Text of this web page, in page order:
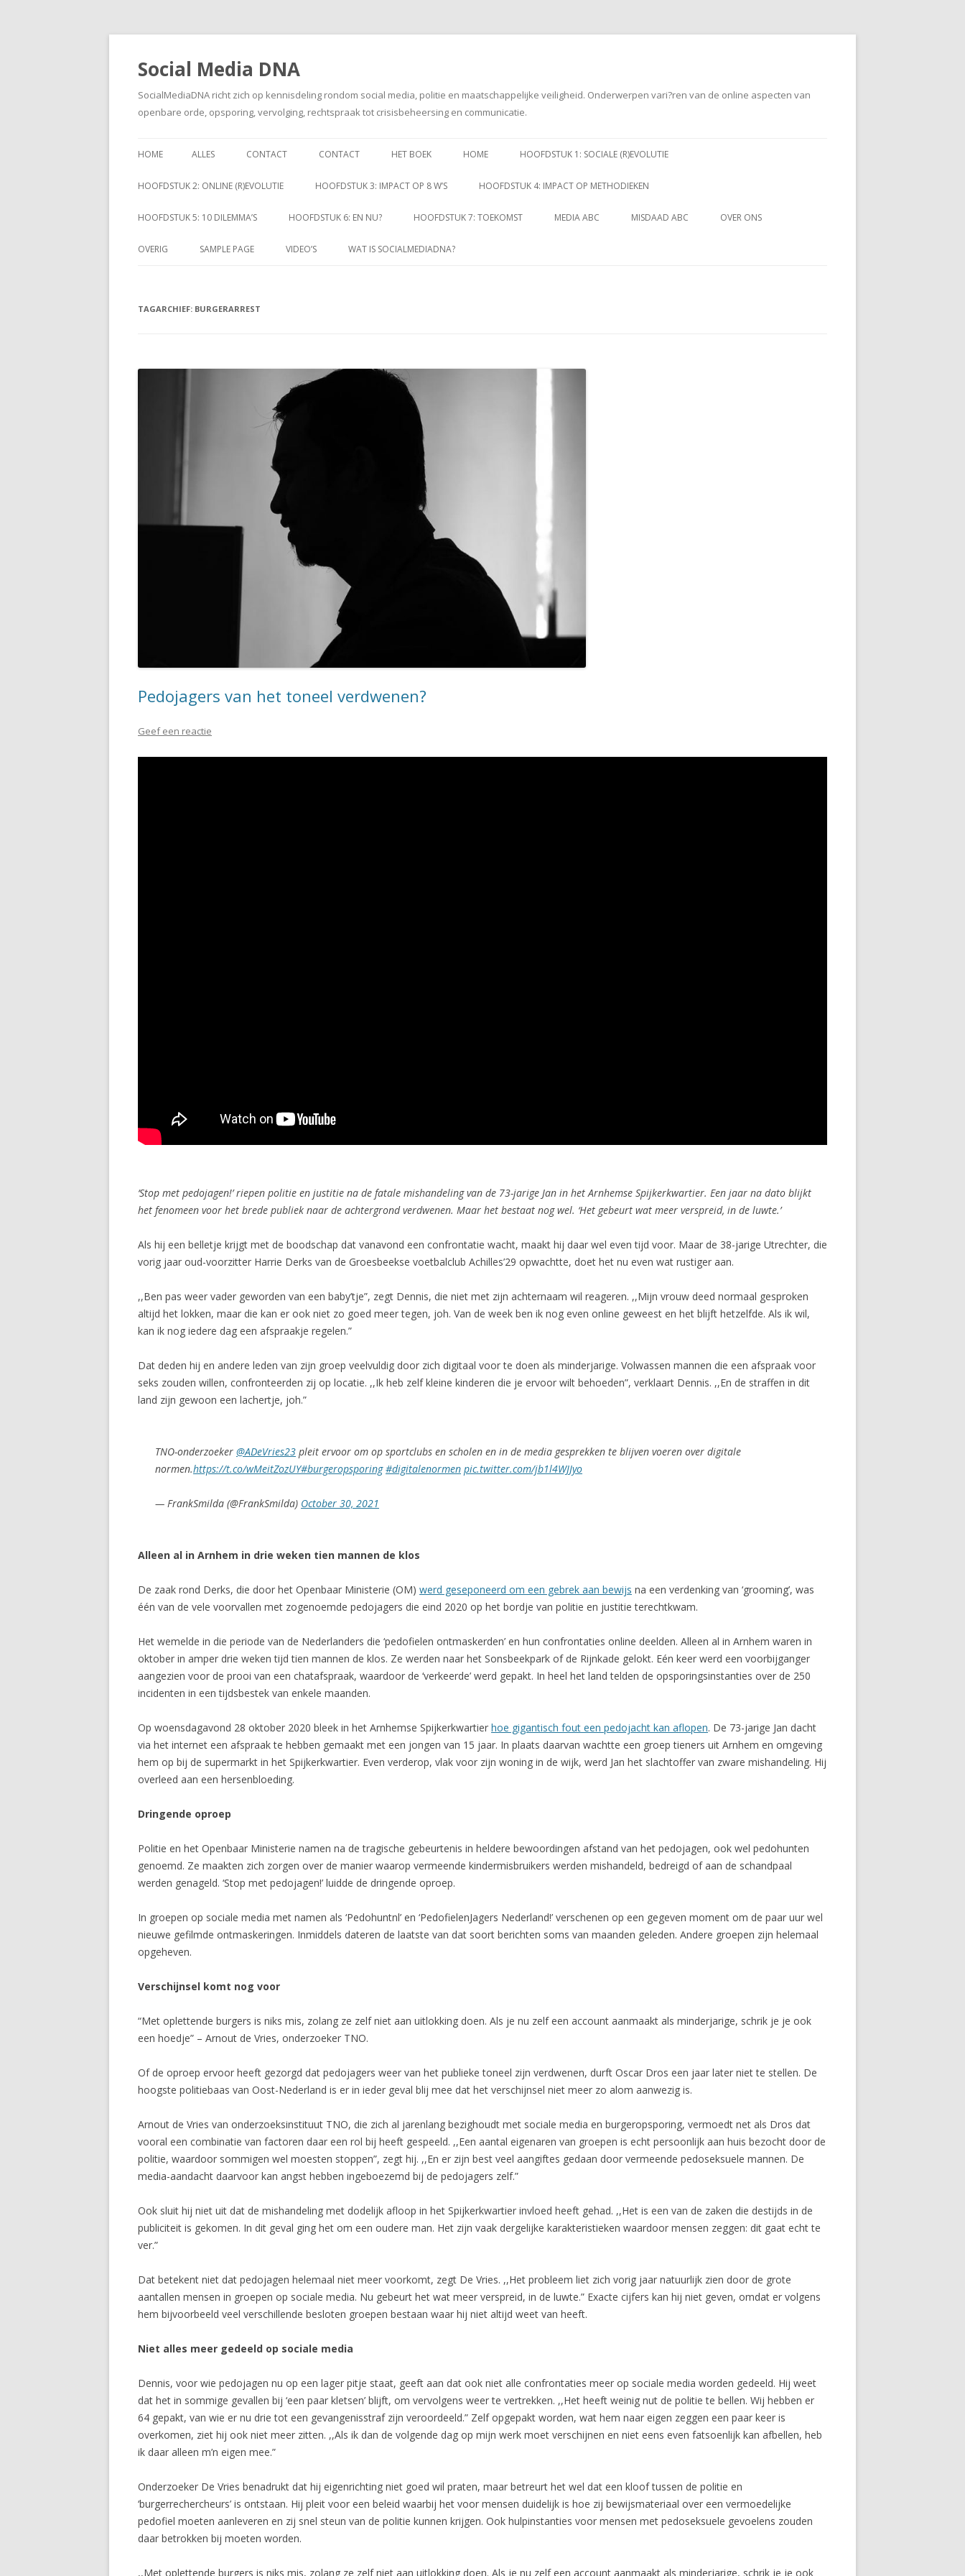
Social Media DNA
SocialMediaDNA richt zich op kennisdeling rondom social media, politie en maatschappelijke veiligheid. Onderwerpen vari?ren van de online aspecten van
openbare orde, opsporing, vervolging, rechtspraak tot crisisbeheersing en communicatie.
naar
HOME ALLES CONTACT CONTACT HET BOEK HOME HOOFDSTUK 1: SOCIALE (R)EVOLUTIE
HOOFDSTUK 2: ONLINE (R)EVOLUTIE HOOFDSTUK 3: IMPACT OP 8 W’S HOOFDSTUK 4: IMPACT OP METHODIEKEN
HOOFDSTUK 5: 10 DILEMMA’S HOOFDSTUK 6: EN NU? HOOFDSTUK 7: TOEKOMST MEDIA ABC MISDAAD ABC OVER ONS
OVERIG SAMPLE PAGE VIDEO’S WAT IS SOCIALMEDIADNA?
TAGARCHIEF: BURGERARREST
Pedojagers van het toneel verdwenen?
Geef een reactie
‘Stop met pedojagen!’ riepen politie en justitie na de fatale mishandeling van de 73-jarige Jan in het Arnhemse Spijkerkwartier. Een jaar na dato blijkt
het fenomeen voor het brede publiek naar de achtergrond verdwenen. Maar het bestaat nog wel. ‘Het gebeurt wat meer verspreid, in de luwte.’
Als hij een belletje krijgt met de boodschap dat vanavond een confrontatie wacht, maakt hij daar wel even tijd voor. Maar de 38-jarige Utrechter, die
vorig jaar oud-voorzitter Harrie Derks van de Groesbeekse voetbalclub Achilles’29 opwachtte, doet het nu even wat rustiger aan.
,,Ben pas weer vader geworden van een baby’tje”, zegt Dennis, die niet met zijn achternaam wil reageren. ,,Mijn vrouw deed normaal gesproken
altijd het lokken, maar die kan er ook niet zo goed meer tegen, joh. Van de week ben ik nog even online geweest en het blijft hetzelfde. Als ik wil,
kan ik nog iedere dag een afspraakje regelen.”
Dat deden hij en andere leden van zijn groep veelvuldig door zich digitaal voor te doen als minderjarige. Volwassen mannen die een afspraak voor
seks zouden willen, confronteerden zij op locatie. ,,Ik heb zelf kleine kinderen die je ervoor wilt behoeden”, verklaart Dennis. ,,En de straffen in dit
land zijn gewoon een lachertje, joh.”
TNO-onderzoeker @ADeVries23 pleit ervoor om op sportclubs en scholen en in de media gesprekken te blijven voeren over digitale
normen.https://t.co/wMeitZozUY#burgeropsporing #digitalenormen pic.twitter.com/jb1l4WJJyo
— FrankSmilda (@FrankSmilda) October 30, 2021
Alleen al in Arnhem in drie weken tien mannen de klos
De zaak rond Derks, die door het Openbaar Ministerie (OM) werd geseponeerd om een gebrek aan bewijs na een verdenking van ‘grooming’, was
één van de vele voorvallen met zogenoemde pedojagers die eind 2020 op het bordje van politie en justitie terechtkwam.
Het wemelde in die periode van de Nederlanders die ‘pedofielen ontmaskerden’ en hun confrontaties online deelden. Alleen al in Arnhem waren in
oktober in amper drie weken tijd tien mannen de klos. Ze werden naar het Sonsbeekpark of de Rijnkade gelokt. Eén keer werd een voorbijganger
aangezien voor de prooi van een chatafspraak, waardoor de ‘verkeerde’ werd gepakt. In heel het land telden de opsporingsinstanties over de 250
incidenten in een tijdsbestek van enkele maanden.
Op woensdagavond 28 oktober 2020 bleek in het Arnhemse Spijkerkwartier hoe gigantisch fout een pedojacht kan aflopen. De 73-jarige Jan dacht
via het internet een afspraak te hebben gemaakt met een jongen van 15 jaar. In plaats daarvan wachtte een groep tieners uit Arnhem en omgeving
hem op bij de supermarkt in het Spijkerkwartier. Even verderop, vlak voor zijn woning in de wijk, werd Jan het slachtoffer van zware mishandeling. Hij
overleed aan een hersenbloeding.
Dringende oproep
Politie en het Openbaar Ministerie namen na de tragische gebeurtenis in heldere bewoordingen afstand van het pedojagen, ook wel pedohunten
genoemd. Ze maakten zich zorgen over de manier waarop vermeende kindermisbruikers werden mishandeld, bedreigd of aan de schandpaal
werden genageld. ‘Stop met pedojagen!’ luidde de dringende oproep.
In groepen op sociale media met namen als ‘Pedohuntnl’ en ‘PedofielenJagers Nederland!’ verschenen op een gegeven moment om de paar uur wel
nieuwe gefilmde ontmaskeringen. Inmiddels dateren de laatste van dat soort berichten soms van maanden geleden. Andere groepen zijn helemaal
opgeheven.
Verschijnsel komt nog voor
“Met oplettende burgers is niks mis, zolang ze zelf niet aan uitlokking doen. Als je nu zelf een account aanmaakt als minderjari­ge, schrik je je ook
een hoedje” – Arnout de Vries, onderzoeker TNO.
Of de oproep ervoor heeft gezorgd dat pedojagers weer van het publieke toneel zijn verdwenen, durft Oscar Dros een jaar later niet te stellen. De
hoogste politiebaas van Oost-Nederland is er in ieder geval blij mee dat het verschijnsel niet meer zo alom aanwezig is.
Arnout de Vries van onderzoeksinstituut TNO, die zich al jarenlang bezighoudt met sociale media en burgeropsporing, vermoedt net als Dros dat
vooral een combinatie van factoren daar een rol bij heeft gespeeld. ,,Een aantal eigenaren van groepen is echt persoonlijk aan huis bezocht door de
politie, waardoor sommigen wel moesten stoppen”, zegt hij. ,,En er zijn best veel aangiftes gedaan door vermeende pedoseksuele mannen. De
media-aandacht daarvoor kan angst hebben ingeboezemd bij de pedojagers zelf.”
Ook sluit hij niet uit dat de mishandeling met dodelijk afloop in het Spijkerkwartier invloed heeft gehad. ,,Het is een van de zaken die destijds in de
publiciteit is gekomen. In dit geval ging het om een oudere man. Het zijn vaak dergelijke karakteristieken waardoor mensen zeggen: dit gaat echt te
ver.”
Dat betekent niet dat pedojagen helemaal niet meer voorkomt, zegt De Vries. ,,Het probleem liet zich vorig jaar natuurlijk zien door de grote
aantallen mensen in groepen op sociale media. Nu gebeurt het wat meer verspreid, in de luwte.” Exacte cijfers kan hij niet geven, omdat er volgens
hem bijvoorbeeld veel verschillende besloten groepen bestaan waar hij niet altijd weet van heeft.
Niet alles meer gedeeld op sociale media
Dennis, voor wie pedojagen nu op een lager pitje staat, geeft aan dat ook niet alle confrontaties meer op sociale media worden gedeeld. Hij weet
dat het in sommige gevallen bij ‘een paar kletsen’ blijft, om vervolgens weer te vertrekken. ,,Het heeft weinig nut de politie te bellen. Wij hebben er
64 gepakt, van wie er nu drie tot een gevangenisstraf zijn veroordeeld.” Zelf opgepakt worden, wat hem naar eigen zeggen een paar keer is
overkomen, ziet hij ook niet meer zitten. ,,Als ik dan de volgende dag op mijn werk moet verschijnen en niet eens even fatsoenlijk kan afbellen, heb
ik daar alleen m’n eigen mee.”
Onderzoeker De Vries benadrukt dat hij eigenrichting niet goed wil praten, maar betreurt het wel dat een kloof tussen de politie en
‘burgerrechercheurs’ is ontstaan. Hij pleit voor een beleid waarbij het voor mensen duidelijk is hoe zij bewijsmateriaal over een vermoedelijke
pedofiel moeten aanleveren en zij snel steun van de politie kunnen krijgen. Ook hulpinstanties voor mensen met pedoseksuele gevoelens zouden
daar betrokken bij moeten worden.
,,Met oplettende burgers is niks mis, zolang ze zelf niet aan uitlokking doen. Als je nu zelf een account aanmaakt als minderjarige, schrik je je ook